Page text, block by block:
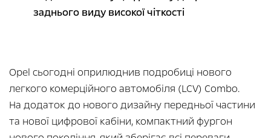
заднього виду високої чіткості
Opel сьогодні оприлюднив подробиці нового
легкого комерційного автомобіля (LCV) Combo.
На додаток до нового дизайну передньої частини
та нової цифрової кабіни, компактний фургон